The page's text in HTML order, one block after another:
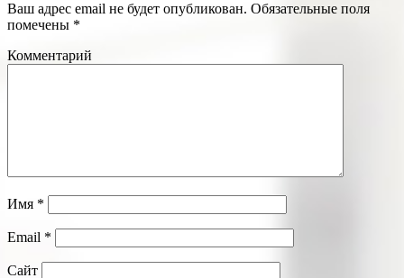
Ваш адрес email не будет опубликован. Обязательные поля
помечены *
Комментарий
Имя *
Email *
Сайт